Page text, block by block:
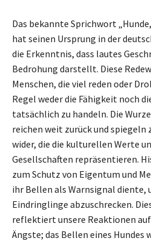
Das bekannte Sprichwort
hat seinen Ursprung in der
die Erkenntnis, dass lautes
Bedrohung darstellt. Diese
Menschen, die viel reden oder
Regel weder die Fähigkeit noch
tatsächlich zu handeln. Die
reichen weit zurück und
wider, die die kulturellen Werte
Gesellschaften repräsentieren.
zum Schutz von Eigentum und
ihr Bellen als Warnsignal diente,
Eindringlinge abzuschrecken.
reflektiert unsere Reaktionen
Ängste; das Bellen eines